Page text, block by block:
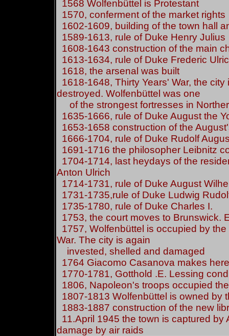
1568 Wolfenbüttel is Protestant
1570, conferment of the market rights
1602-1609, building of the town hall
1589-1613, rule of Duke Henry Julius
1608-1643 construction of the main
1613-1634, rule of Duke Frederic
1618, the arsenal was built
1618-1648, Thirty Years' War, the
destroyed. Wolfenbüttel was one
of the strongest fortresses in
1635-1666, rule of Duke August the
1653-1658 construction of the
1666-1704, rule of Duke Rudolf
1691-1716 the philosopher Leibnitz
1704-1714, last heydays of the
Anton Ulrich
1714-1731, rule of Duke August
1731-1735,rule of Duke Ludwig
1735-1780, rule of Duke Charles I.
1753, the court moves to Brunswick.
1757, Wolfenbüttel is occupied by
War. The city is again
invested, shelled and damaged
1764 Giacomo Casanova makes
1770-1781, Gotthold .E. Lessing
1806, Napoleon's troops occupied
1807-1813 Wolfenbüttel is owned by
1883-1887 construction of the new
11.April 1945 the town is captured by
damage by air raids